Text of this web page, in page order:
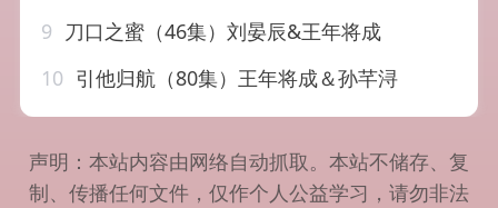
9 刀口之蜜（46集）刘晏辰&王年将成
10 引他归航（80集）王年将成＆孙芊浔
声明：本站内容由网络自动抓取。本站不储存、复
制、传播任何文件，仅作个人公益学习，请勿非法